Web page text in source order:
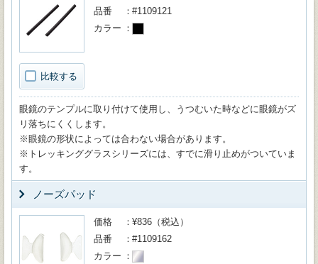
比較する
品番
#1109121
カラー
眼鏡のテンプルに取り付けて使用し、うつむいた時などに眼鏡がズ
リ落ちにくくします。
※眼鏡の形状によっては合わない場合があります。
※トレッキンググラスシリーズには、すでに滑り止めがついていま
す。
ノーズパッド
価格
¥836（税込）
品番
#1109162
カラー